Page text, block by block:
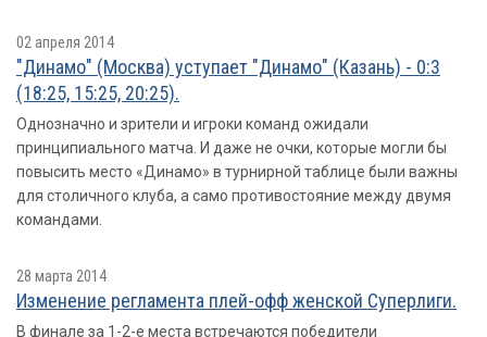
02 апреля 2014
"Динамо" (Москва) уступает "Динамо" (Казань) - 0:3
(18:25, 15:25, 20:25).
Однозначно и зрители и игроки команд ожидали
принципиального матча. И даже не очки, которые могли бы
повысить место «Динамо» в турнирной таблице были важны
для столичного клуба, а само противостояние между двумя
командами.
28 марта 2014
Изменение регламента плей-офф женской Суперлиги.
В финале за 1-2-е места встречаются победители